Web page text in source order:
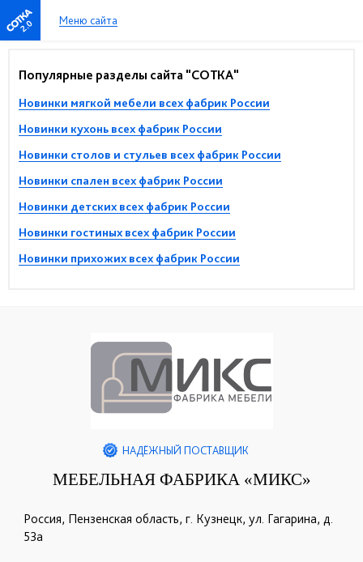
2.0 Меню сайта
Популярные разделы сайта "СОТКА"
Новинки мягкой мебели всех фабрик России
Новинки кухонь всех фабрик России
Новинки столов и стульев всех фабрик России
Новинки спален всех фабрик России
Новинки детских всех фабрик России
Новинки гостиных всех фабрик России
Новинки прихожих всех фабрик России
НАДЁЖНЫЙ ПОСТАВЩИК
МЕБЕЛЬНАЯ ФАБРИКА «МИКС»
Россия, Пензенская область, г. Кузнецк, ул. Гагарина, д.
53а